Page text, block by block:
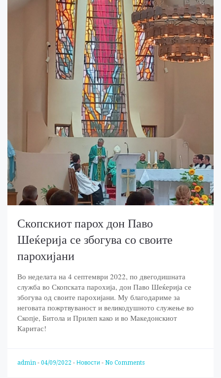
Скопскиот парох дон Паво
Шеќерија се збогува со своите
парохијани
Во неделата на 4 септември 2022, по двегодишната
служба во Скопската парохија, дон Паво Шеќерија се
збогува од своите парохијани. Му благодариме за
неговата пожртвуваност и великодушното служење во
Скопје, Битола и Прилеп како и во Македонскиот
Каритас!
admin - 04/09/2022 - Новости - No Comments